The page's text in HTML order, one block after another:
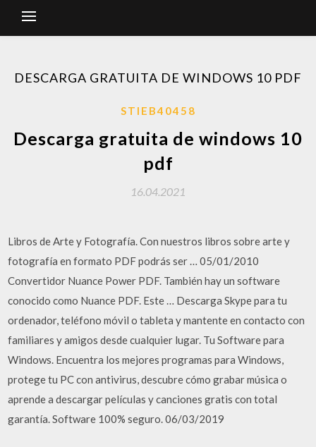
DESCARGA GRATUITA DE WINDOWS 10 PDF
STIEB40458
Descarga gratuita de windows 10
pdf
16.04.2021
Libros de Arte y Fotografía. Con nuestros libros sobre arte y
fotografía en formato PDF podrás ser … 05/01/2010
Convertidor Nuance Power PDF. También hay un software
conocido como Nuance PDF. Este … Descarga Skype para tu
ordenador, teléfono móvil o tableta y mantente en contacto con
familiares y amigos desde cualquier lugar. Tu Software para
Windows. Encuentra los mejores programas para Windows,
protege tu PC con antivirus, descubre cómo grabar música o
aprende a descargar películas y canciones gratis con total
garantía. Software 100% seguro. 06/03/2019